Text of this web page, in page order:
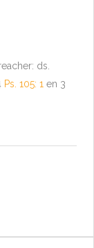
ds.
Ps. 105: 1 en 3